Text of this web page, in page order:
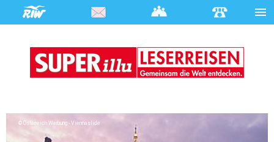
Österreich Werbung - Viennaslide